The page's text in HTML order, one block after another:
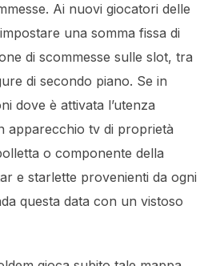
Ai nuovi giocatori delle
una somma fissa di
di scommesse sulle slot, tra
di secondo piano. Se in
dove è attivata l’utenza
apparecchio tv di proprietà
o componente della
e starlette provenienti da ogni
questa data con un vistoso